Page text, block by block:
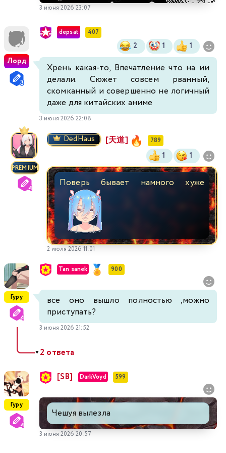
3 июня 2026 23:07
Лорд
depsat 407
2 1 1
Хрень какая-то, Впечатление что на ии
делали. Сюжет совсем рванный,
скомканный и совершенно не логичный
даже для китайских аниме
3 июня 2026 22:08
PREMIUM
DedHaus [天道] 789
1 1
Поверь бывает намного хуже
2 июля 2026 11:01
Гуру
Tan sanek 900
все оно вышло полностью ,можно
приступать?
3 июня 2026 21:52
▼2 ответа
Гуру
[SB] DarkVoyd 599
Чешуя вылезла
3 июня 2026 20:57